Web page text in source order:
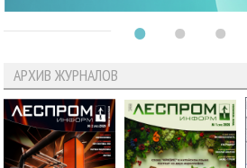
АРХИВ ЖУРНАЛОВ